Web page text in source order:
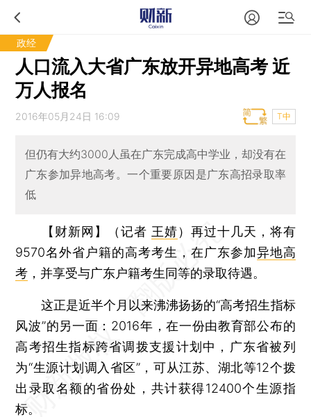
政经
人口流入大省广东放开异地高考 近
万人报名
2016年05月24日 16:09 T中
但仍有大约3000人虽在广东完成高中学业，却没有在
广东参加异地高考。一个重要原因是广东高招录取率
低
【财新网】（记者 王婧） 再过十几天，将有
9570名外省户籍的高考考生，在广东参加异地高
考 ，并享受与广东户籍考生同等的录取待遇。
这正是近半个月以来沸沸扬扬的“高考招生指标
风波”的另一面：2016年，在一份由教育部公布的
高考招生指标跨省调拨支援计划中，广东省被列
为“生源计划调入省区”，可从江苏、湖北等12个拨
出录取名额的省份处，共计获得12400个生源指
标。